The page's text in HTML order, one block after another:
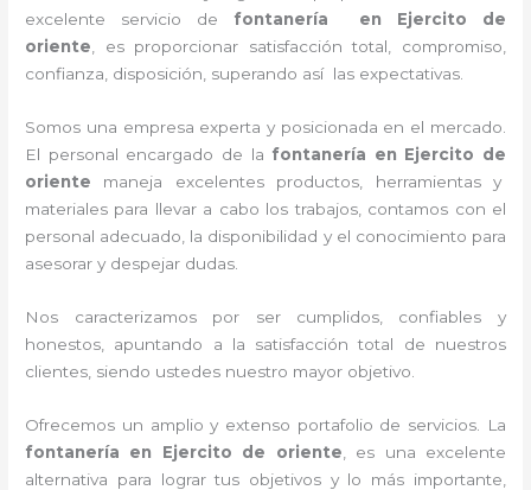
excelente servicio de fontanería en Ejercito de
oriente , es proporcionar satisfacción total, compromiso,
confianza, disposición, superando así las expectativas.
Somos una empresa experta y posicionada en el mercado.
El personal encargado de la fontanería en Ejercito de
oriente
maneja excelentes productos, herramientas y
materiales para llevar a cabo los trabajos, contamos con el
personal adecuado, la disponibilidad y el conocimiento para
asesorar y despejar dudas.
Nos caracterizamos por ser cumplidos, confiables y
honestos, apuntando a la satisfacción total de nuestros
clientes, siendo ustedes nuestro mayor objetivo.
Ofrecemos un amplio y extenso portafolio de servicios.
La
fontanería en Ejercito de oriente , es una excelente
alternativa para lograr tus objetivos y lo más importante,